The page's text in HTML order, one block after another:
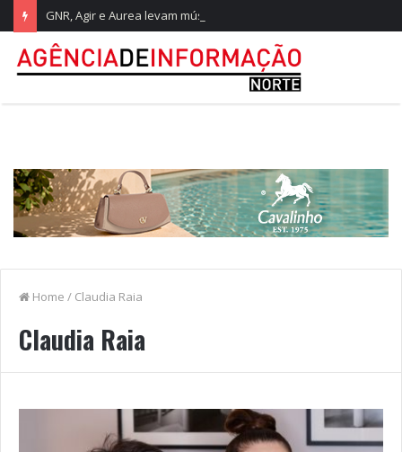
Home / Claudia Raia
Claudia Raia